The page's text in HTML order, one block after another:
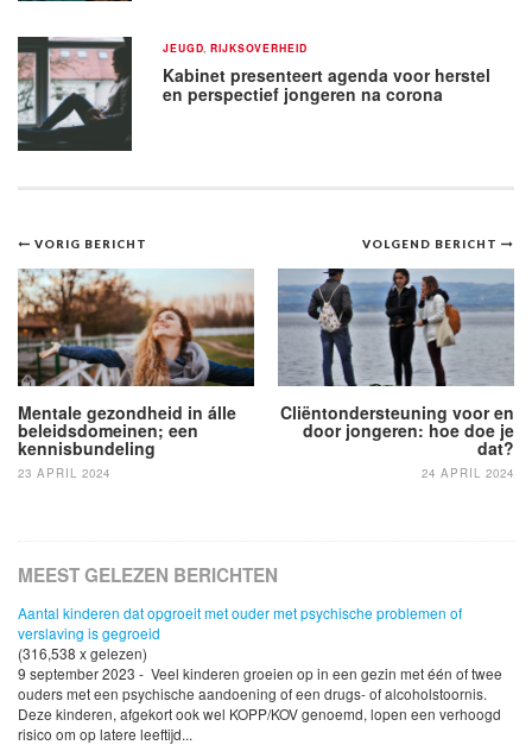
JEUGD ,RIJKSOVERHEID
Kabinet presenteert agenda voor herstel
en perspectief jongeren na corona
Bericht
navigatie
VOLGEND BERICHT
Cliëntondersteuning voor en
door jongeren: hoe doe je
dat?
24 APRIL 2024
VORIG BERICHT
Mentale gezondheid in álle
beleidsdomeinen; een
kennisbundeling
23 APRIL 2024
MEEST GELEZEN BERICHTEN
Aantal kinderen dat opgroeit met ouder met psychische problemen of
verslaving is gegroeid
(316,538 x gelezen)
9 september 2023 - Veel kinderen groeien op in een gezin met één of twee
ouders met een psychische aandoening of een drugs- of alcoholstoornis.
Deze kinderen, afgekort ook wel KOPP/KOV genoemd, lopen een verhoogd
risico om op latere leeftijd...